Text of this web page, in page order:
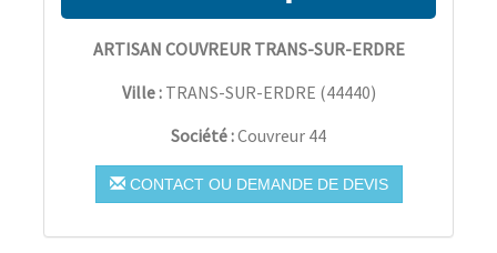
ARTISAN COUVREUR TRANS-SUR-ERDRE
Ville : TRANS-SUR-ERDRE (44440)
Société :Couvreur 44
CONTACT OU DEMANDE DE DEVIS